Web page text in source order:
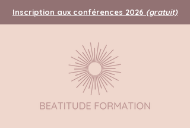
Inscription aux conférences 2026 (gratuit)